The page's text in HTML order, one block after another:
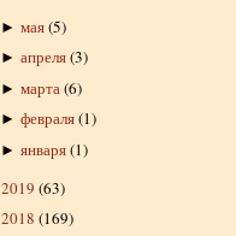
► мая(5)
► апреля(3)
► марта(6)
► февраля(1)
► января(1)
2019 (63)
2018 (169)